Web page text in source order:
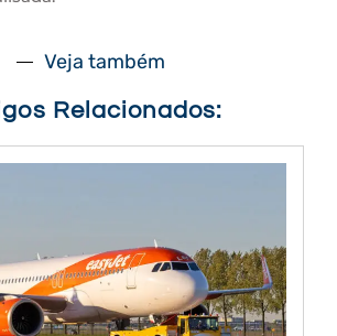
Veja também
Relacionados: